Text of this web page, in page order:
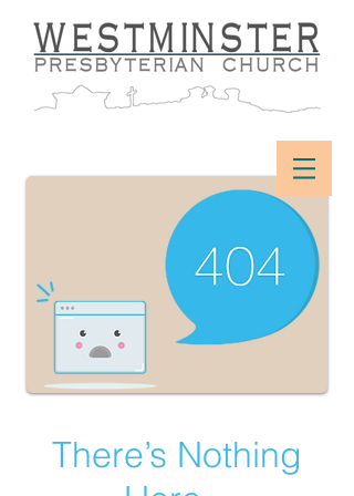
There’s Nothing